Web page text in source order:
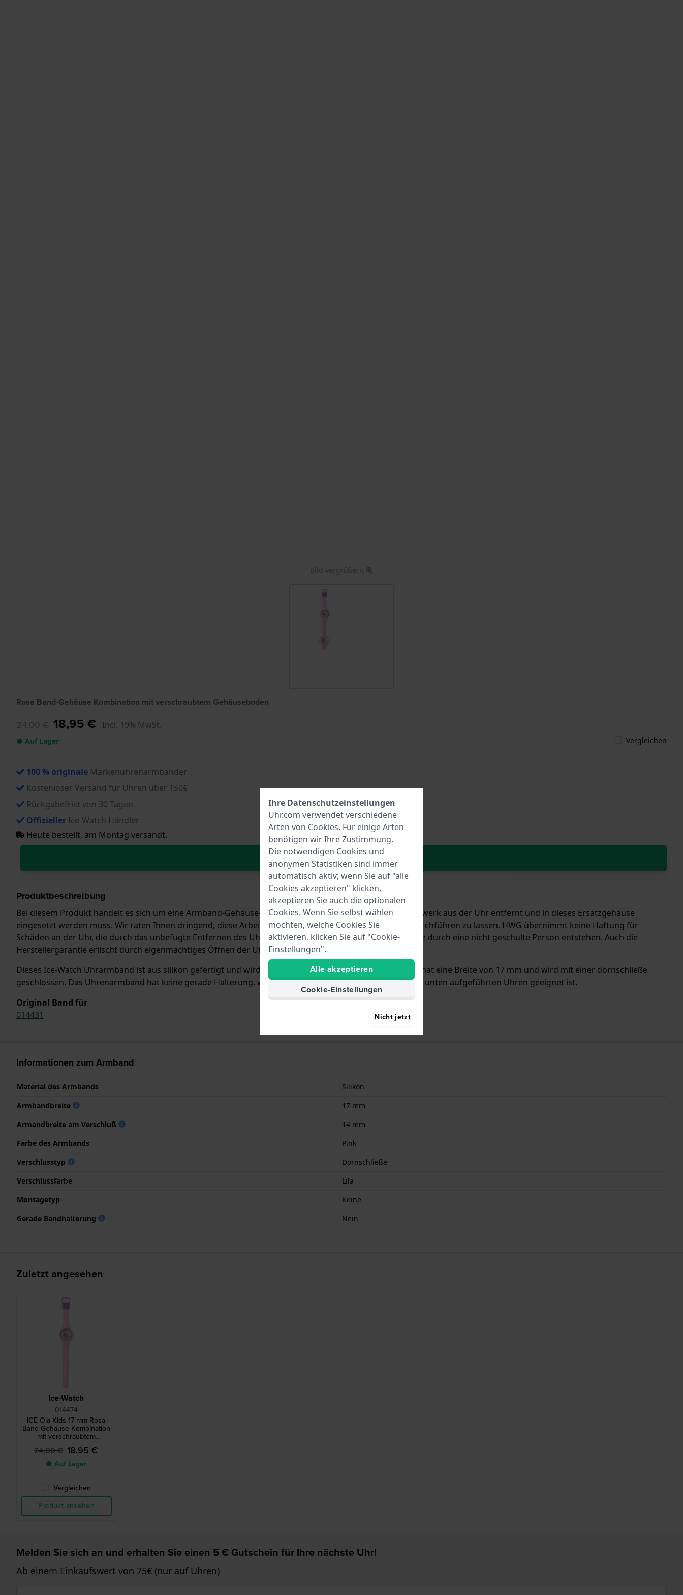
Bild vergrößern
Rosa Band-Gehäuse Kombination mit verschraubtem Gehäuseboden
24,00 € 18,95 € Incl. 19% MwSt.
● Auf Lager Vergleichen
100 % originale Markenuhrenarmbänder
Kostenloser Versand für Uhren über 150€
Rückgabefrist von 30 Tagen
Offizieller Ice-Watch Händler
Heute bestellt, am Montag versandt.
In den Warenkorb
Produktbeschreibung
Bei diesem Produkt handelt es sich um eine Armband-Gehäuse-Kombination, was bedeutet, dass das Uhrwerk aus der Uhr entfernt und in dieses Ersatzgehäuse
eingesetzt werden muss. Wir raten Ihnen dringend, diese Arbeit von einem lizenzierten Uhrmacher zu durchführen zu lassen. HWG übernimmt keine Haftung für
Schäden an der Uhr, die durch das unbefugte Entfernen des Uhrwerks, der Krone oder anderer Uhrenteile durch eine nicht geschulte Person entstehen. Auch die
Herstellergarantie erlischt durch eigenmächtiges Öffnen der Uhr.
Dieses Ice-Watch Uhrarmband ist aus silikon gefertigt und wird mit keine an der Uhr befestigt. Das Band hat eine Breite von 17 mm und wird mit einer dornschließe
geschlossen. Das Uhrenarmband hat keine gerade Halterung, was bedeutet, dass dieses Band nur für die unten aufgeführten Uhren geeignet ist.
Original Band für
014431
Informationen zum Armband
Material des Armbands
Silikon
Armbandbreite
17 mm
Armandbreite am Verschluß
14 mm
Farbe des Armbands
Pink
Verschlusstyp
Dornschließe
Verschlussfarbe
Lila
Montagetyp
Keine
Gerade Bandhalterung
Nein
Zuletzt angesehen
Ice-Watch
014474
ICE Ola Kids 17 mm Rosa
Band-Gehäuse Kombination
mit verschraubtem
Gehäuseboden
24,00 € 18,95 €
● Auf Lager
Vergleichen
Produkt ansehen
Melden Sie sich an und erhalten Sie einen 5 € Gutschein für Ihre nächste Uhr!
Ab einem Einkaufswert von 75€ (nur auf Uhren)
Ihre Datenschutzeinstellungen
Uhr.com verwendet verschiedene
Arten von Cookies. Für einige Arten
benötigen wir Ihre Zustimmung.
Die notwendigen Cookies und
anonymen Statistiken sind immer
automatisch aktiv; wenn Sie auf "alle
Cookies akzeptieren" klicken,
akzeptieren Sie auch die optionalen
Cookies. Wenn Sie selbst wählen
möchten, welche Cookies Sie
aktivieren, klicken Sie auf "Cookie-
Einstellungen".
Alle akzeptieren
Cookie-Einstellungen
Nicht jetzt